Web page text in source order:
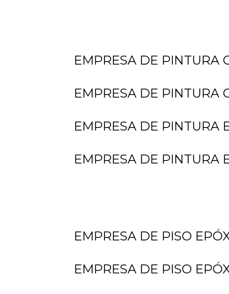
EMPRESA DE
EMPRESA DE PINTURA
EMPRESA DE PINTURA
EMPRESA DE PINTURA
EMPRESA DE PISO
EMPRESA DE PISO